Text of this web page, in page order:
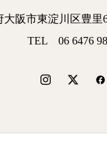
大阪市東淀川区豊
TEL 06 6476